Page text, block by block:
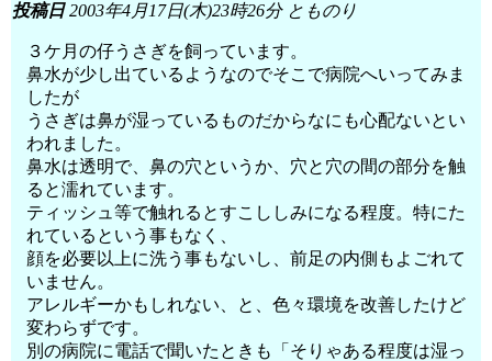
投稿日2003年4月17日(木)23時26分 とものり
３ケ月の仔うさぎを飼っています。
鼻水が少し出ているようなのでそこで病院へいってみま
したが
うさぎは鼻が湿っているものだからなにも心配ないとい
われました。
鼻水は透明で、鼻の穴というか、穴と穴の間の部分を触
ると濡れています。
ティッシュ等で触れるとすこししみになる程度。特にた
れているという事もなく、
顔を必要以上に洗う事もないし、前足の内側もよごれて
いません。
アレルギーかもしれない、と、色々環境を改善したけど
変わらずです。
別の病院に電話で聞いたときも「そりゃある程度は湿っ